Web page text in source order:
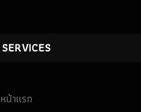
SERVICES
หน้าเเรก